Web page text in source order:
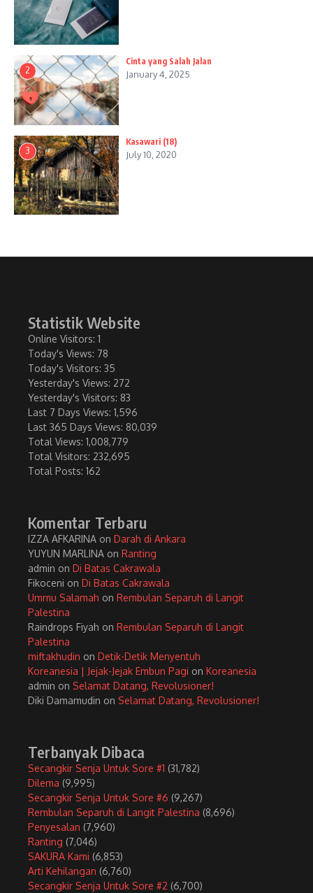
2
Cinta yang Salah Jalan
January 4, 2025
3
Kasawari (18)
July 10, 2020
Statistik Website
Online Visitors: 1
Today's Views: 78
Today's Visitors: 35
Yesterday's Views: 272
Yesterday's Visitors: 83
Last 7 Days Views: 1,596
Last 365 Days Views: 80,039
Total Views: 1,008,779
Total Visitors: 232,695
Total Posts: 162
Komentar Terbaru
IZZA AFKARINA on Darah di Ankara
YUYUN MARLINA on Ranting
admin on Di Batas Cakrawala
Fikoceni on Di Batas Cakrawala
Ummu Salamah on Rembulan Separuh di Langit
Palestina
Raindrops Fiyah on Rembulan Separuh di Langit
Palestina
miftakhudin on Detik-Detik Menyentuh
Koreanesia | Jejak-Jejak Embun Pagi on Koreanesia
admin on Selamat Datang, Revolusioner!
Diki Damamudin on Selamat Datang, Revolusioner!
Terbanyak Dibaca
Secangkir Senja Untuk Sore #1 (31,782)
Dilema (9,995)
Secangkir Senja Untuk Sore #6 (9,267)
Rembulan Separuh di Langit Palestina (8,696)
Penyesalan (7,960)
Ranting (7,046)
SAKURA Kami (6,853)
Arti Kehilangan (6,760)
Secangkir Senja Untuk Sore #2 (6,700)